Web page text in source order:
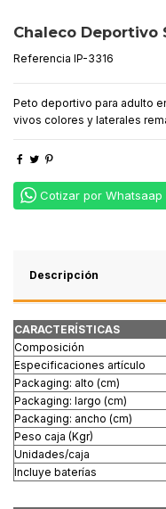
Chaleco Deportivo
Referencia IP-3316
Peto deportivo para adulto
vivos colores y laterales
Cotizar por Whatsaap
Descripción
CARACTERÍSTICAS
Composición
Especificaciones artículo
Packaging: alto (cm)
Packaging: largo (cm)
Packaging: ancho (cm)
Peso caja (Kgr)
Unidades/caja
Incluye baterías